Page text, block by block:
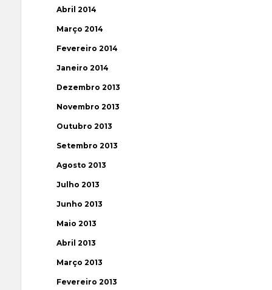
Abril 2014
Março 2014
Fevereiro 2014
Janeiro 2014
Dezembro 2013
Novembro 2013
Outubro 2013
Setembro 2013
Agosto 2013
Julho 2013
Junho 2013
Maio 2013
Abril 2013
Março 2013
Fevereiro 2013